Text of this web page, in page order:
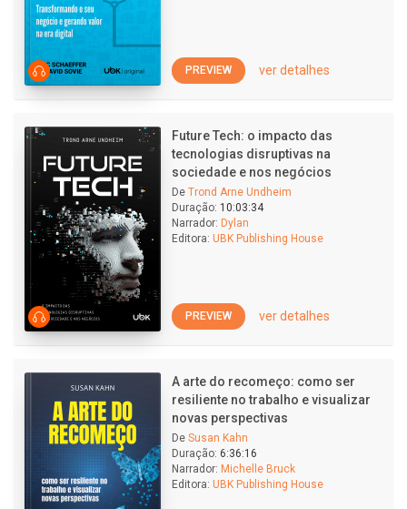
PREVIEW ver detalhes
Future Tech: o impacto das
tecnologias disruptivas na
sociedade e nos negócios
De Trond Arne Undheim
Duração: 10:03:34
Narrador: Dylan
Editora: UBK Publishing House
PREVIEW ver detalhes
A arte do recomeço: como ser
resiliente no trabalho e visualizar
novas perspectivas
De Susan Kahn
Duração: 6:36:16
Narrador: Michelle Bruck
Editora: UBK Publishing House